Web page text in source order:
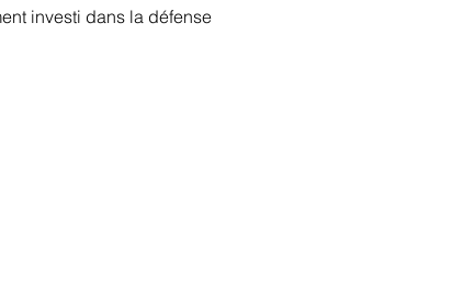
investi dans la défense